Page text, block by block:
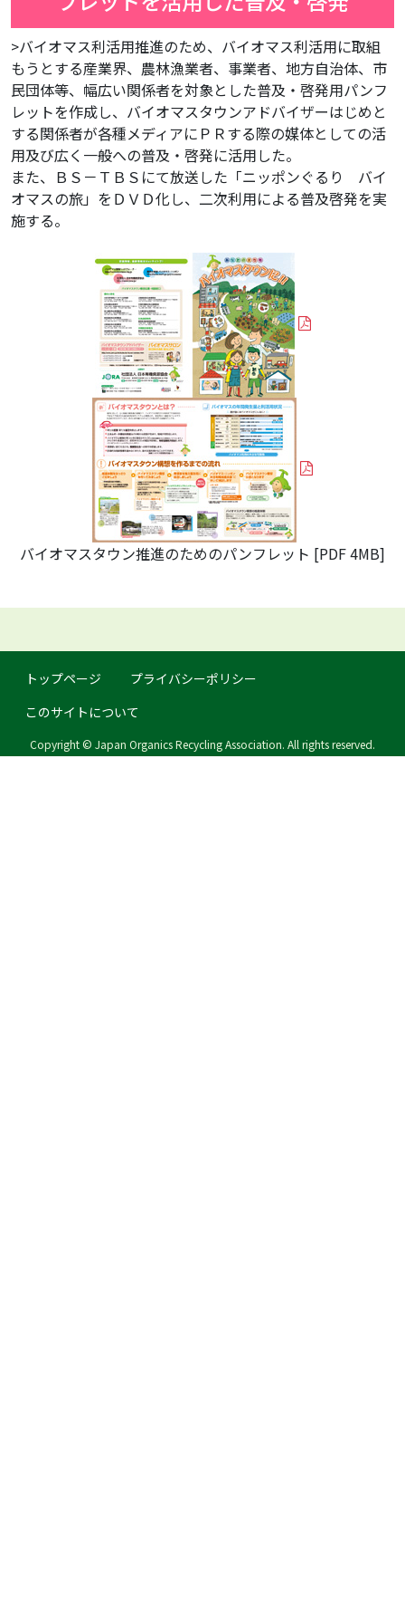
>バイオマス利活用推進のため、バイオマス利活用に取組
もうとする産業界、農林漁業者、事業者、地方自治体、市
民団体等、幅広い関係者を対象とした普及・啓発用パンフ
レットを作成し、バイオマスタウンアドバイザーはじめと
する関係者が各種メディアにＰＲする際の媒体としての活
用及び広く一般への普及・啓発に活用した。
また、ＢＳ－ＴＢＳにて放送した「ニッポンぐるり バイ
オマスの旅」をＤＶＤ化し、二次利用による普及啓発を実
施する。
バイオマスタウン推進のためのパンフレット [PDF 4MB]
トップページ
プライバシーポリシー
このサイトについて
Copyright © Japan Organics Recycling Association. All rights reserved.